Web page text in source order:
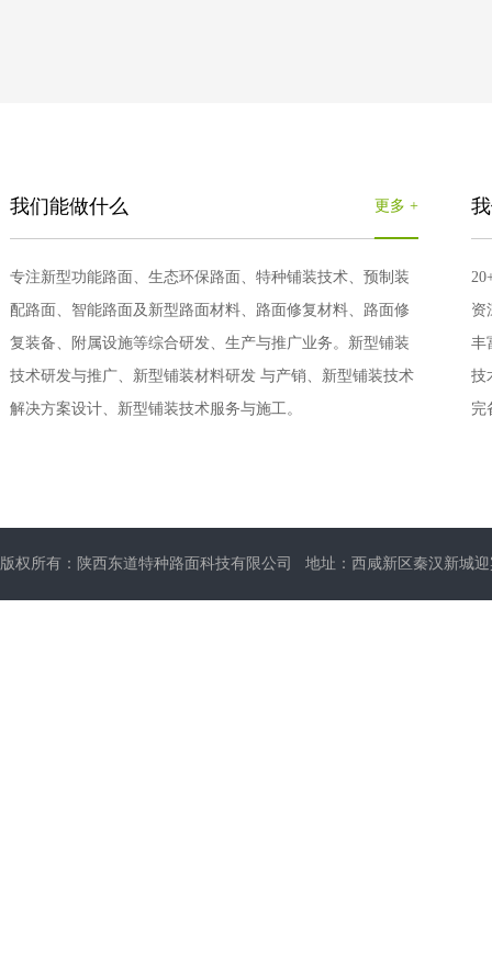
更多 +
我们能做什么
专注新型功能路面、生态环保路面、特种铺装技术、预制装
配路面、智能路面及新型路面材料、路面修复材料、路面修
复装备、附属设施等综合研发、生产与推广业务。新型铺装
技术研发与推广、新型铺装材料研发 与产销、新型铺装技术
解决方案设计、新型铺装技术服务与施工。
资
丰
技
完
版权所有：陕西东道特种路面科技有限公司 地址：西咸新区秦汉新城